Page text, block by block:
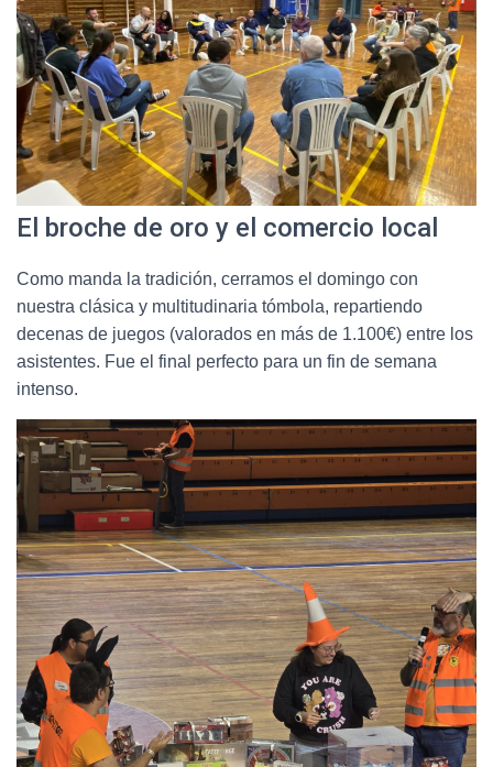
El broche de oro y el comercio local
Como manda la tradición, cerramos el domingo con
nuestra clásica y multitudinaria tómbola, repartiendo
decenas de juegos (valorados en más de 1.100€) entre los
asistentes. Fue el final perfecto para un fin de semana
intenso.